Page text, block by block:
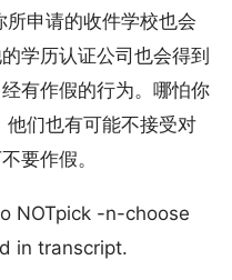
申请的收件学校也会
学历认证公司也会得到
有作假的行为。哪怕你
们也有可能不接受对
要作假。
NOTpick -n-choose
in transcript.